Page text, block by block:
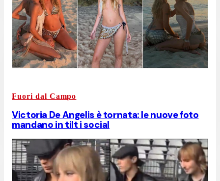
Fuori dal Campo
Victoria De Angelis è tornata: le nuove foto
mandano in tilt i social